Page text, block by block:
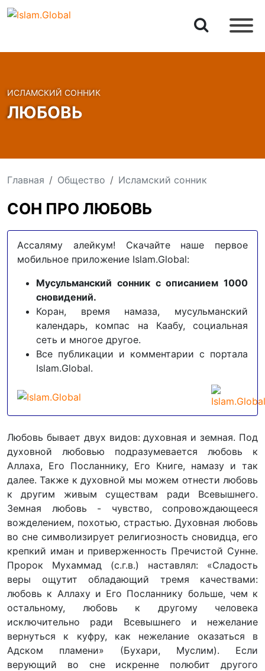
ИСЛАМСКИЙ СОННИК
ЛЮБОВЬ
Главная Общество Исламский сонник
СОН ПРО ЛЮБОВЬ
Ассаляму алейкум! Скачайте наше первое
мобильное приложение Islam.Global:
Мусульманский сонник с описанием 1000
сновидений.
Коран, время намаза, мусульманский
календарь, компас на Каабу, социальная
сеть и многое другое.
Все публикации и комментарии с портала
Islam.Global.
Любовь бывает двух видов: духовная и земная. Под
духовной любовью подразумевается любовь к
Аллаха, Его Посланнику, Его Книге, намазу и так
далее. Также к духовной мы можем отнести любовь
к другим живым существам ради Всевышнего.
Земная любовь - чувство, сопровождающееся
вожделением, похотью, страстью. Духовная любовь
во сне символизирует религиозность сновидца, его
крепкий иман и приверженность Пречистой Сунне.
Пророк Мухаммад (с.г.в.) наставлял: «Сладость
веры ощутит обладающий тремя качествами:
любовь к Аллаху и Его Посланнику больше, чем к
остальному, любовь к другому человека
исключительно ради Всевышнего и нежелание
вернуться к куфру, как нежелание оказаться в
Адском пламени» (Бухари, Муслим). Если
верующий во сне искренне полюбит другого